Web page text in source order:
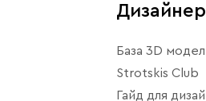
База 3D
Strotskis Club
Гайд для